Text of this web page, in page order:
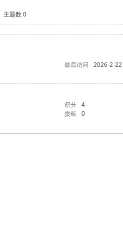
主题数 0
最后访问
2026-2-
积分
4
贡献 0